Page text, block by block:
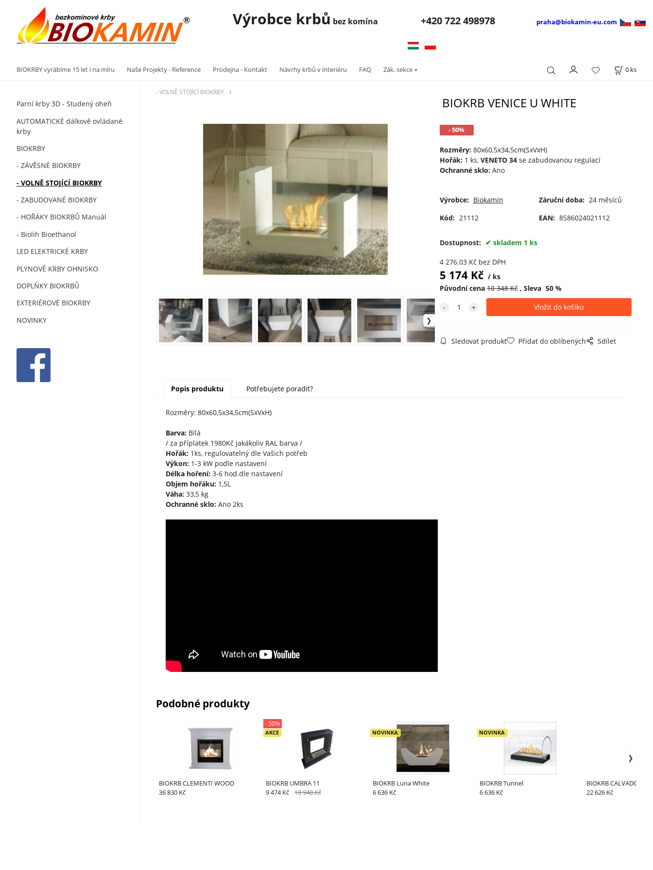
Výrobce krbů bez komína +420722 498978 praha@biokamin-eu.com
BIOKRBY vyrábíme 15 let i na míru Naše Projekty - Reference Prodejna - Kontakt Návrhy krbů v interiéru FAQ Zák. sekce 0 ks
Parní krby 3D - Studený oheň
AUTOMATICKÉ dálkově ovládané
krby
BIOKRBY
- ZÁVĚSNÉ BIOKRBY
- VOLNĚ STOJÍCÍ BIOKRBY
- ZABUDOVANÉ BIOKRBY
- HOŘÁKY BIOKRBŮ Manuál
- Biolih Bioethanol
LED ELEKTRICKÉ KRBY
PLYNOVÉ KRBY OHNISKO
DOPLŇKY BIOKRBŮ
EXTERIÉROVÉ BIOKRBY
NOVINKY
- VOLNĚ STOJÍCÍ BIOKRBY
BIOKRB VENICE U WHITE
- 50%
Rozměry:80x60,5x34,5cm(SxVxH)
Hořák:1 ks, VENETO 34se zabudovanou regulací
Ochranné sklo:Ano
Výrobce: Biokamin Záruční doba: 24 měsíců
Kód: 21112 EAN: 8586024021112
Dostupnost: skladem 1 ks
4 276.03Kč bez DPH
5 174Kč
ks
Původní cena 10 348Kč Sleva 50%
Sledovat produkt Přidat do oblíbených Sdílet
Popis produktu Potřebujete poradit?
Rozměry: 80x60,5x34,5cm(SxVxH)
Barva:Bílá
/ za příplatek 1980Kč jakákoliv RAL barva /
Hořák:1ks, regulovatelný dle Vašich potřeb
Výkon:1-3 kW podle nastavení
Délka hoření:3-6 hod.dle nastavení
Objem hořáku:1,5L
Váha:33,5 kg
Ochranné sklo:Ano 2ks
Podobné produkty
BIOKRB CLEMENTI WOOD
36 830 Kč
BIOKRB UMBRA 11
AKCE
- 50%
9 474 Kč 18 948 Kč
BIOKRB Luna White
NOVINKA
6 636 Kč
BIOKRB Tunnel
NOVINKA
6 636 Kč
BIOKRB CALVADOS
22 626 Kč